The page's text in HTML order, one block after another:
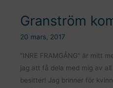
Granström
20 mars, 2017
”INRE FRAMGÅNG” är mitt
jag att få dela med mig av
besitter! Jag brinner för